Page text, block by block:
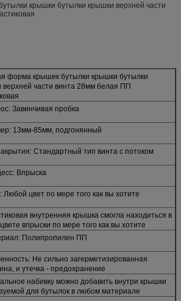
крышки бутылки крышки верхней части
форма крышек бутылки крышки бутылки
верхней части винта 28мм белая ПП
Завинчивая пробка
13мм-85мм, подгонянный
Стандартный тип винта с потоком
Впрыска
Любой цвет по мере того как вы хотите
внутренняя крышка смогла находиться в
впрыски по мере того как вы хотите
Полипропилен ПП
Не сильно загерметизированная
и утечка - предохранение
набивку можно добавить внутри крышки
для бутылок в любом материале